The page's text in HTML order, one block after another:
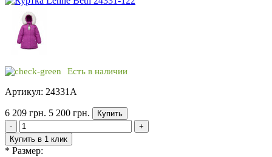
Есть в наличии
Артикул: 24331A
6 209 грн. 5 200 грн.
Купить
-
+
Купить в 1 клик
* Размер: